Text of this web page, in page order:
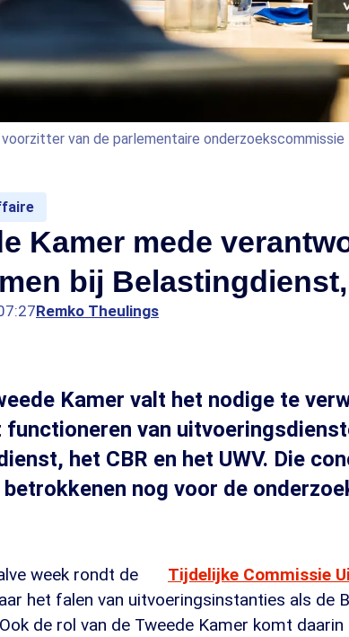
van de parlementaire onderzoekscommissie
Kamer mede
bij
Remko Theulings
Kamer valt het nodige te
functioneren van
het CBR en het UWV. Die
nog voor de
week rondt de Tijdelijke Commissie
het falen van uitvoeringsinstanties als de
de rol van de Tweede Kamer komt